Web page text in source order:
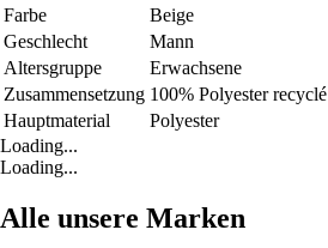
Farbe
Beige
Geschlecht
Mann
Altersgruppe
Erwachsene
Zusammensetzung 100% Polyester recyclé
Hauptmaterial
Polyester
Loading...
Loading...
Alle unsere Marken